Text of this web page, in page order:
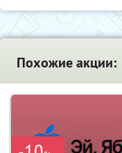
Похожие акции: